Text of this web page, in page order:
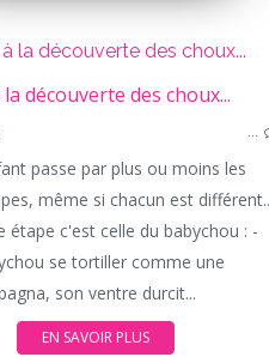
la découverte des choux...
…
passe par plus ou moins les
même si chacun est
étape c'est celle du babychou : -
se tortiller comme une
son ventre durcit...
EN SAVOIR PLUS